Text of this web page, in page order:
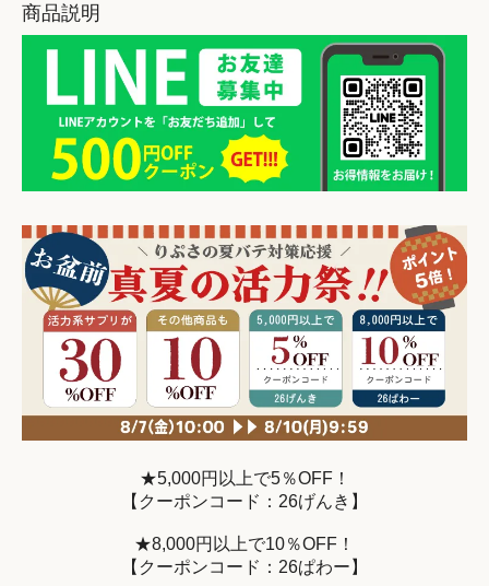
商品説明
★5,000円以上で5％OFF！
【クーポンコード：26げんき】
★8,000円以上で10％OFF！
【クーポンコード：26ぱわー】